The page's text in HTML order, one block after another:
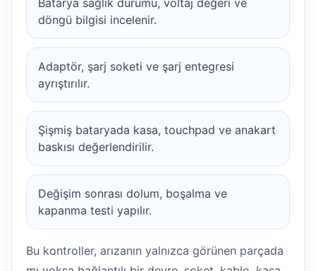
döngü bilgisi incelenir.
Adaptör, şarj soketi ve şarj entegresi
ayrıştırılır.
Şişmiş bataryada kasa, touchpad ve anakart
baskısı değerlendirilir.
Değişim sonrası dolum, boşalma ve
kapanma testi yapılır.
Bu kontroller, arızanın yalnızca görünen parçada